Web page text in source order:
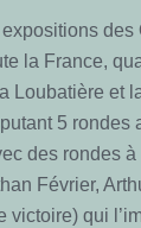
la France,
Loubatière et
5 rondes
des rondes
Février,
victoire) qui